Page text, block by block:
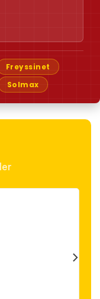
Freyssinet
Solmax